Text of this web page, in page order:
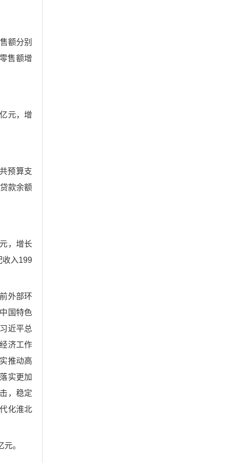
额分别
售额增
元，增
预算支
款余额
，增长
收入199
外部环
国特色
近平总
济工作
推动高
实更加
，稳定
化淮北
。